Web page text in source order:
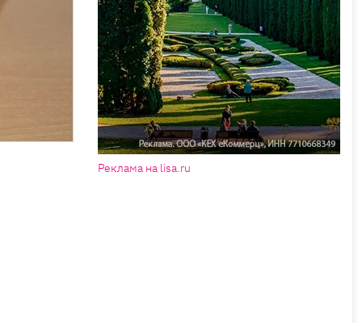
Реклама на lisa.ru